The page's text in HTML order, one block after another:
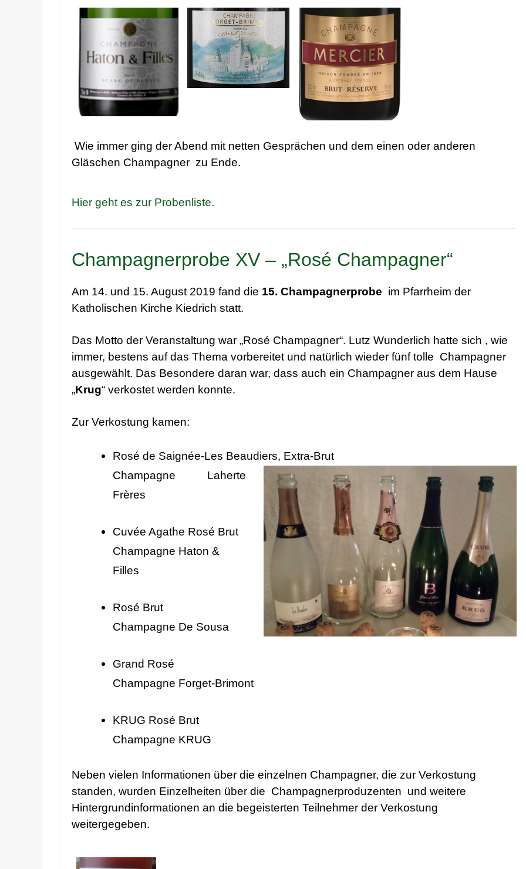
Wie immer ging der Abend mit netten Gesprächen und dem einen oder anderen
Gläschen Champagner zu Ende.
Hier geht es zur Probenliste.
Champagnerprobe XV – „Rosé Champagner“
Am 14. und 15. August 2019 fand die 15. Champagnerprobe im Pfarrheim der
Katholischen Kirche Kiedrich statt.
Das Motto der Veranstaltung war „Rosé Champagner“. Lutz Wunderlich hatte sich , wie
immer, bestens auf das Thema vorbereitet und natürlich wieder fünf tolle Champagner
ausgewählt. Das Besondere daran war, dass auch ein Champagner aus dem Hause
„Krug“ verkostet werden konnte.
Zur Verkostung kamen:
Rosé de Saignée-Les Beaudiers, Extra-Brut
Champagne Laherte
Frères
Cuvée Agathe Rosé Brut
Champagne Haton &
Filles
Rosé Brut
Champagne De Sousa
Grand Rosé
Champagne Forget-Brimont
KRUG Rosé Brut
Champagne KRUG
Neben vielen Informationen über die einzelnen Champagner, die zur Verkostung
standen, wurden Einzelheiten über die Champagnerproduzenten und weitere
Hintergrundinformationen an die begeisterten Teilnehmer der Verkostung
weitergegeben.